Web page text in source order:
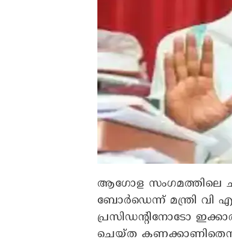
ആഗോള സംഗമത്തിലെ
ബോർഡെന്ന് മന്ത്രി വി
പ്രസിഡന്റിനോടോ
ചെയ്ത